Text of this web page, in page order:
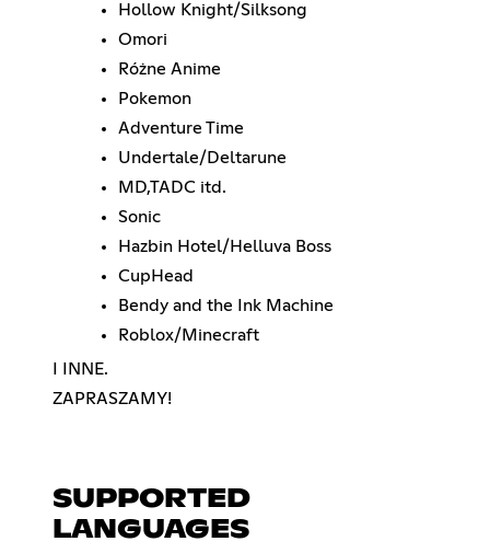
Hollow Knight/Silksong
Omori
Różne Anime
Pokemon
Adventure Time
Undertale/Deltarune
MD,TADC itd.
Sonic
Hazbin Hotel/Helluva Boss
CupHead
Bendy and the Ink Machine
Roblox/Minecraft
I INNE.
ZAPRASZAMY!
SUPPORTED
LANGUAGES